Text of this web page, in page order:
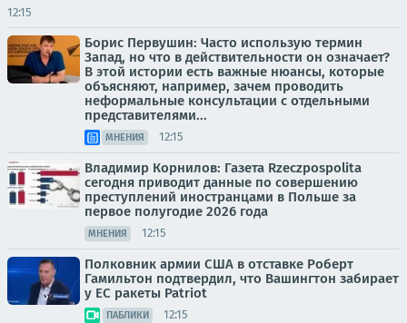
12:15
Борис Первушин: Часто использую термин
Запад, но что в действительности он означает?
В этой истории есть важные нюансы, которые
объясняют, например, зачем проводить
неформальные консультации с отдельными
представителями...
МНЕНИЯ 12:15
Владимир Корнилов: Газета Rzeczpospolita
сегодня приводит данные по совершению
преступлений иностранцами в Польше за
первое полугодие 2026 года
МНЕНИЯ 12:15
Полковник армии США в отставке Роберт
Гамильтон подтвердил, что Вашингтон забирает
у ЕС ракеты Patriot
ПАБЛИКИ 12:15